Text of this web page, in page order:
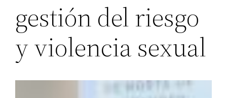
gestión del riesgo
y violencia sexual